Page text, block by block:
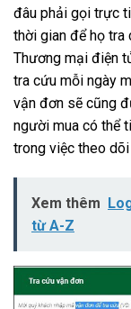
đâu phải gọi trực
thời gian để họ tra
Thương mại điện
tra cứu mỗi ngày
vận đơn sẽ cũng
người mua có thể
trong việc theo dõi
Xem thêm
từ A-Z